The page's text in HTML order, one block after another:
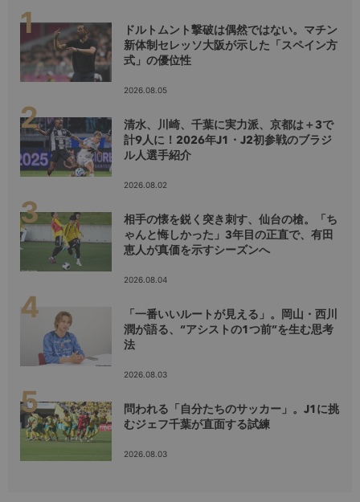
ドルトムント撃破は偶然ではない。マチン
新体制セレッソ大阪が示した「スペイン方
式」の優位性
2026.08.05
清水、川崎、千葉に実力派、京都は＋3で
計9人に！2026年J1・J2初参戦のブラジ
ル人選手紹介
2026.08.02
相手の懐を鋭く突き刺す、仙台の槍。「ち
ゃんと悔しかった」3年目の正直で、有田
恵人が真価を示すシーズンへ
2026.08.04
「一番いいルートが見える」。岡山・西川
潤が語る、“アシストの1つ前”を生む思考
法
2026.08.03
問われる「自分たちのサッカー」。J1に挑
むジェフ千葉が直面する試練
2026.08.03